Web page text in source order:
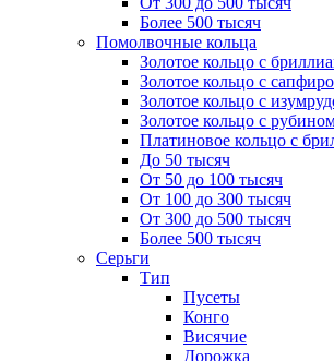
Более 500 тысяч
Помолвочные кольца
Золотое кольцо с
Золотое кольцо с
Золотое кольцо с
Золотое кольцо с
Платиновое кольцо с
До 50 тысяч
От 50 до 100 тысяч
От 100 до 300 тысяч
От 300 до 500 тысяч
Более 500 тысяч
Серьги
Тип
Пусеты
Конго
Висячие
Дорожка